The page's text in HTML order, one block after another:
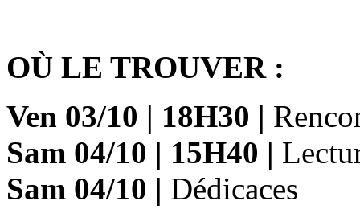
OÙ LE TROUVER :
Ven 03/10 | 18H30 |
Sam 04/10 | 15H40 |
Sam 04/10 | Dédicaces